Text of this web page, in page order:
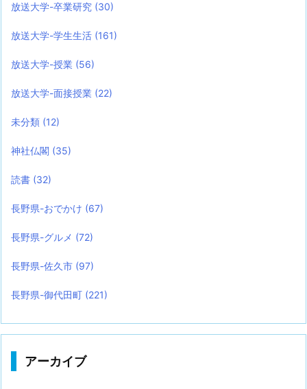
放送大学-卒業研究 (30)
放送大学-学生生活 (161)
放送大学-授業 (56)
放送大学-面接授業 (22)
未分類 (12)
神社仏閣 (35)
読書 (32)
長野県-おでかけ (67)
長野県-グルメ (72)
長野県-佐久市 (97)
長野県-御代田町 (221)
アーカイブ